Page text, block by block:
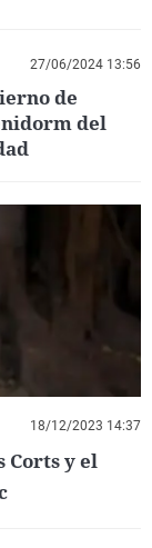
27/06/2024 13:56
de
del
18/12/2023 14:37
Corts y el